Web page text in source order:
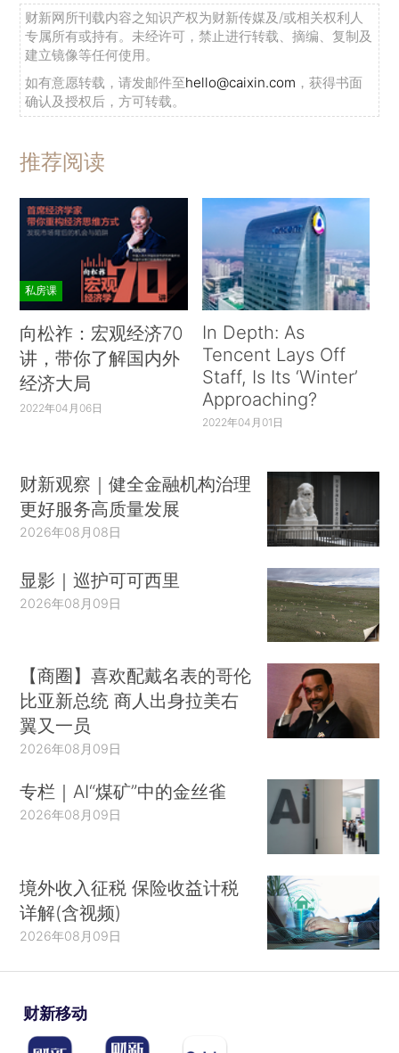
财新网所刊载内容之知识产权为财新传媒及/或相关权利人
专属所有或持有。未经许可，禁止进行转载、摘编、复制及
建立镜像等任何使用。
如有意愿转载，请发邮件至hello@caixin.com ，获得书面
确认及授权后，方可转载。
推荐阅读
私房课
向松祚：宏观经济70
讲，带你了解国内外
经济大局
2022年04月06日
In Depth: As
Tencent Lays Off
Staff, Is Its ‘Winter’
Approaching?
2022年04月01日
财新观察｜健全金融机构治理
更好服务高质量发展
2026年08月08日
显影｜巡护可可西里
2026年08月09日
【商圈】喜欢配戴名表的哥伦
比亚新总统 商人出身拉美右
翼又一员
2026年08月09日
专栏｜AI“煤矿”中的金丝雀
2026年08月09日
境外收入征税 保险收益计税
详解(含视频)
2026年08月09日
财新移动